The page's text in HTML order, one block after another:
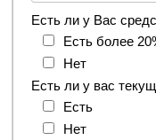
Есть ли у Вас
Есть более
Нет
Есть ли у вас
Есть
Нет